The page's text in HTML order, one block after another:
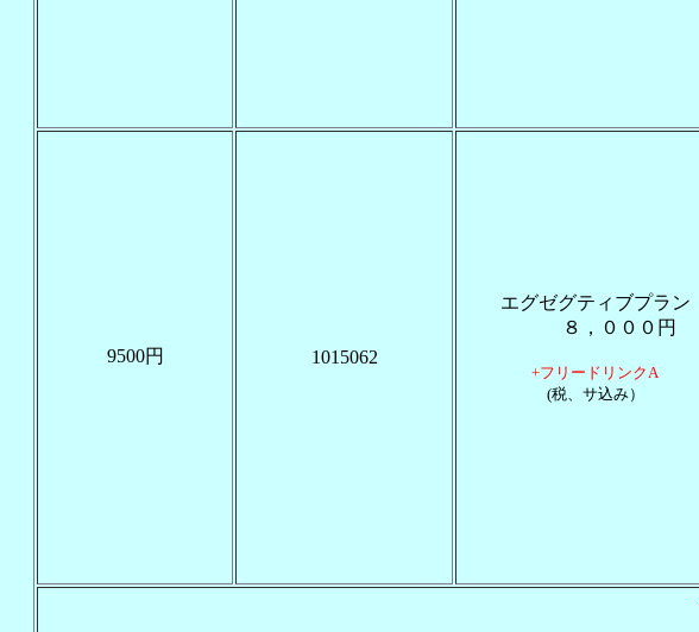
9500円 1015062
エグゼグティブプラン
８，０００円
+フリードリンクA
(税、サ込み）